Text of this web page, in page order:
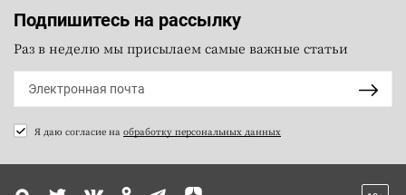
Подпишитесь на рассылку
Раз в неделю мы присылаем самые важные статьи
Я даю согласие на обработку персональных данных